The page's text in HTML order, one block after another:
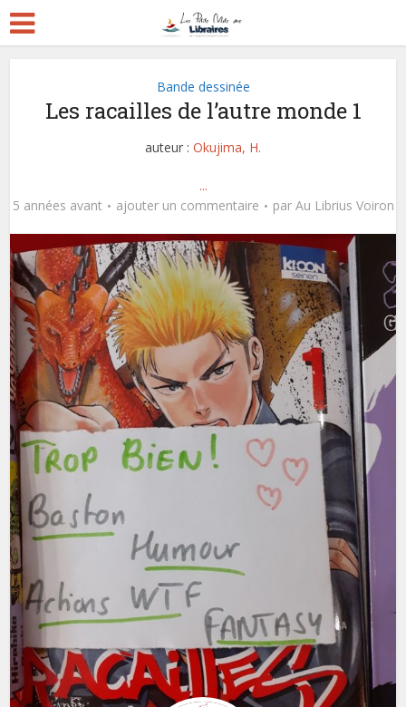
Bande dessinée
Les racailles de l’autre monde 1
auteur : Okujima, H.
...
5 années avant
ajouter un commentaire par Au Librius Voiron